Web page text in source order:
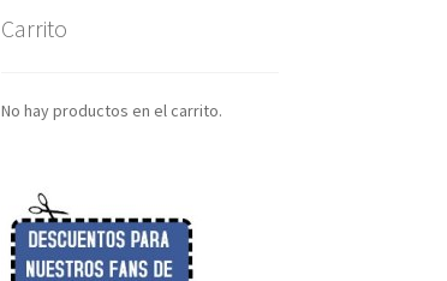
Carrito
No hay productos en el carrito.